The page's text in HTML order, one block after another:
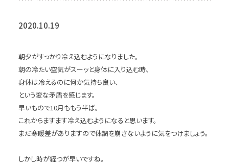
2020.10.19
朝夕がすっかり冷え込むようになりました。
朝の冷たい空気がスーッと身体に入り込む時、
身体は冷えるのに何か気持ち良い、
という変な矛盾を感じます。
早いもので10月ももう半ば。
これからますます冷え込むようになると思います。
まだ寒暖差がありますので体調を崩さないように気をつけましょう。
しかし時が経つが早いですね。